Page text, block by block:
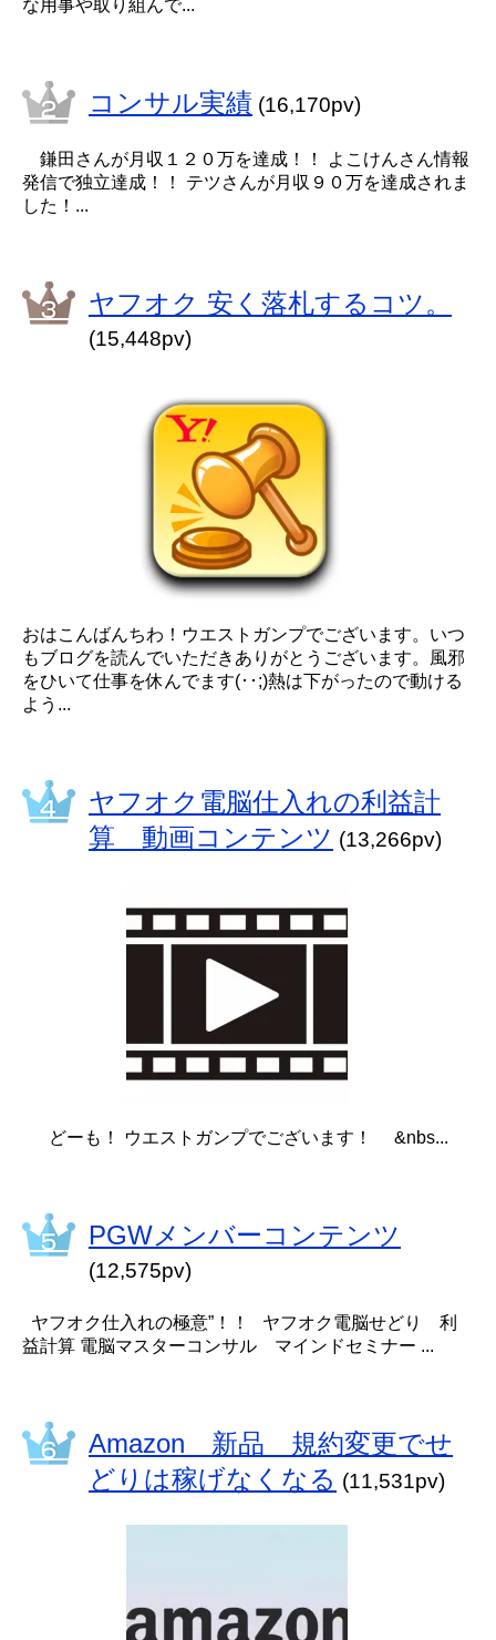
な用事や取り組んで...
コンサル実績 (16,170pv)
鎌田さんが月収１２０万を達成！！ よこけんさん情報
発信で独立達成！！ テツさんが月収９０万を達成されま
した！...
ヤフオク 安く落札するコツ。
(15,448pv)
おはこんばんちわ！ウエストガンプでございます。いつ
もブログを読んでいただきありがとうございます。風邪
をひいて仕事を休んでます(･･;)熱は下がったので動ける
よう...
ヤフオク電脳仕入れの利益計
算 動画コンテンツ (13,266pv)
どーも！ ウエストガンプでございます！ &nbs...
PGWメンバーコンテンツ
(12,575pv)
ヤフオク仕入れの極意”！！ ヤフオク電脳せどり 利
益計算 電脳マスターコンサル マインドセミナー ...
Amazon 新品 規約変更でせ
どりは稼げなくなる (11,531pv)